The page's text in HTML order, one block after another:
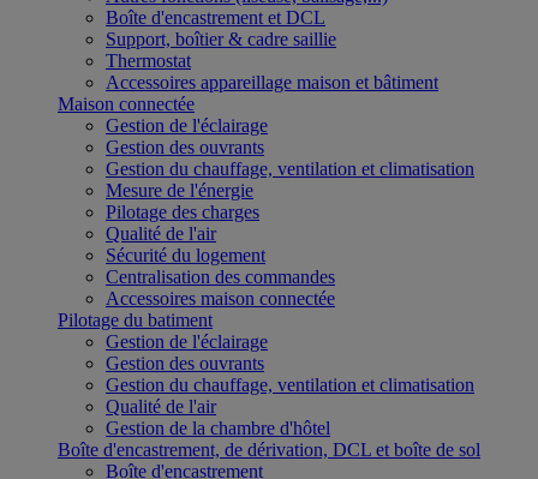
Boîte d'encastrement et DCL
Support, boîtier & cadre saillie
Thermostat
Accessoires appareillage maison et bâtiment
Maison connectée
Gestion de l'éclairage
Gestion des ouvrants
Gestion du chauffage, ventilation et climatisation
Mesure de l'énergie
Pilotage des charges
Qualité de l'air
Sécurité du logement
Centralisation des commandes
Accessoires maison connectée
Pilotage du batiment
Gestion de l'éclairage
Gestion des ouvrants
Gestion du chauffage, ventilation et climatisation
Qualité de l'air
Gestion de la chambre d'hôtel
Boîte d'encastrement, de dérivation, DCL et boîte de sol
Boîte d'encastrement